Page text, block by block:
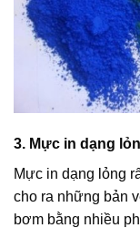
3. Mực in dạng
Mực in dạng lỏng
cho ra những bản
bơm bằng nhiều